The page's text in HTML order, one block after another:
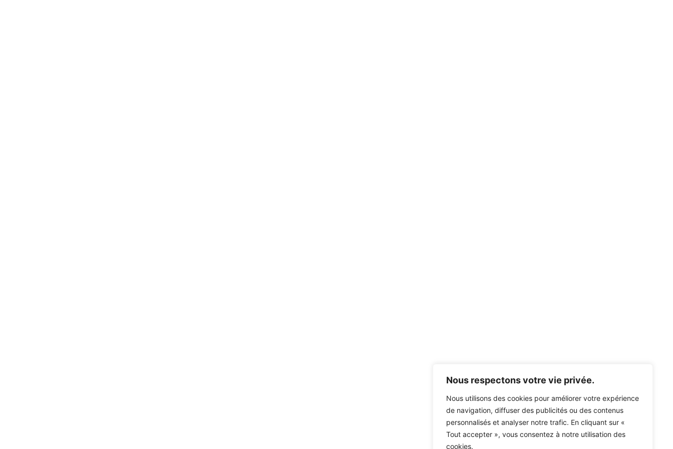
Nous respectons votre vie privée.
Nous utilisons des cookies pour améliorer votre expérience
de navigation, diffuser des publicités ou des contenus
personnalisés et analyser notre trafic. En cliquant sur «
Tout accepter », vous consentez à notre utilisation des
cookies.